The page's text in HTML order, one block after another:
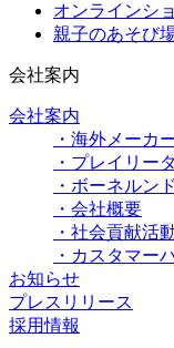
オンラインシ
親子のあそび
会社案内
会社案内
・海外メーカ
・プレイリー
・ボーネルン
・会社概要
・社会貢献活
・カスタマー
お知らせ
プレスリリース
採用情報